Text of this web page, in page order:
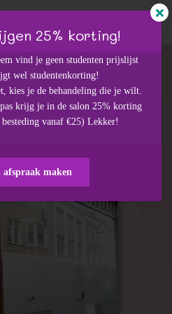
sinds 2012
haar
25% korting!
vind je geen studenten prijslijst
wel studentenkorting!
kies je de behandeling die je wilt.
krijg je in de salon 25% korting
vanaf €25) Lekker!
afspraak maken